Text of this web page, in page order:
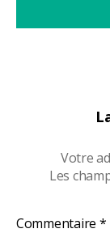
Votre
Les
Commentaire *